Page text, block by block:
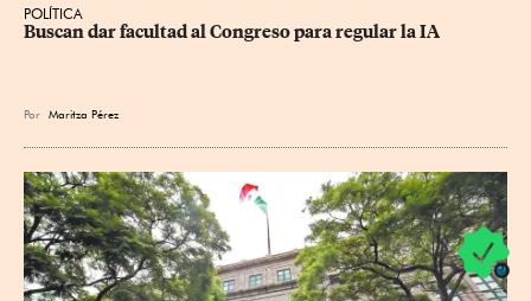
POLÍTICA
Buscan dar facultad al Congreso para regular la IA
Por Maritza Pérez